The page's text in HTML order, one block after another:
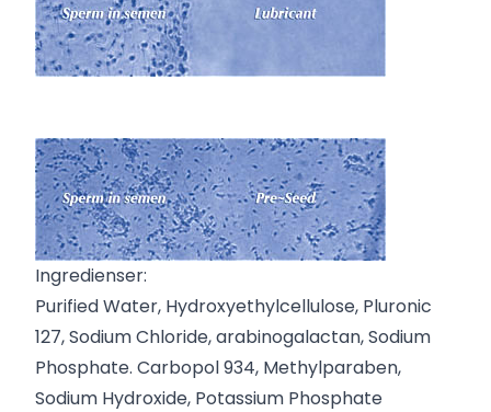
Ingredienser:
Purified Water, Hydroxyethylcellulose, Pluronic
127, Sodium Chloride, arabinogalactan, Sodium
Phosphate. Carbopol 934, Methylparaben,
Sodium Hydroxide, Potassium Phosphate